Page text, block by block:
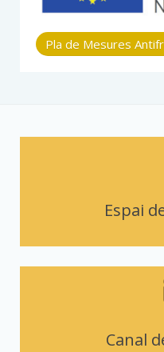
Pla de Mesures
Espai
Canal